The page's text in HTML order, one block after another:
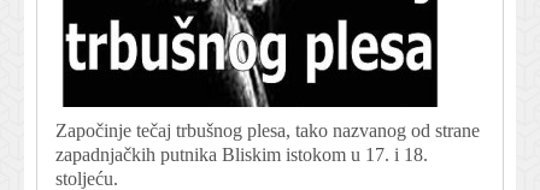
Započinje tečaj trbušnog plesa, tako nazvanog od strane
zapadnjačkih putnika Bliskim istokom u 17. i 18.
stoljeću.